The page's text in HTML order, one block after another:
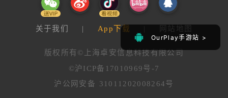
OurPlay手游站 >
者）与遗物技能角色的模拟RPG爱好者。
手的谋略家。
・希望组建专属探险队，与好友联机攻克传奇地下城
・想体验由全明星声优演绎的史诗级冒险故事的剧情
OurPlay手游站 >
关于我们 | App下载 网站地图
版权所有©上海卓安信息科技有限公司
©沪ICP备17010969号-7
沪公网安备 31011202008264号